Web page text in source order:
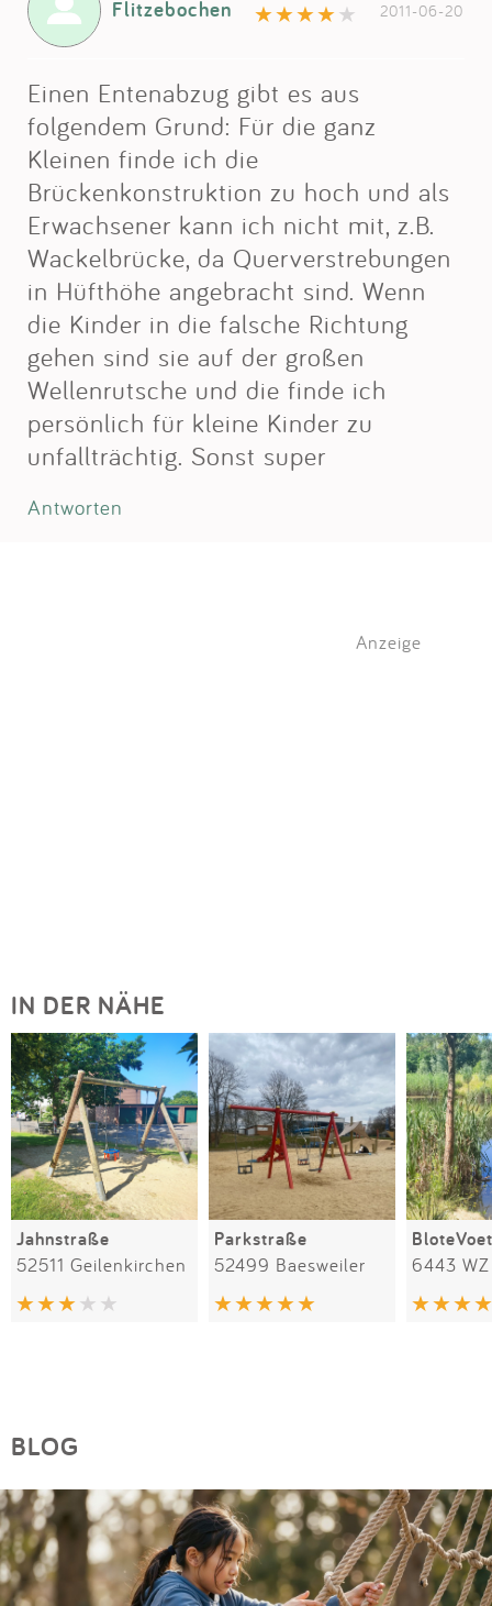
Flitzebochen 2011-06-20
Einen Entenabzug gibt es aus
folgendem Grund: Für die ganz
Kleinen finde ich die
Brückenkonstruktion zu hoch und als
Erwachsener kann ich nicht mit, z.B.
Wackelbrücke, da Querverstrebungen
in Hüfthöhe angebracht sind. Wenn
die Kinder in die falsche Richtung
gehen sind sie auf der großen
Wellenrutsche und die finde ich
persönlich für kleine Kinder zu
unfallträchtig. Sonst super
Antworten
Anzeige
IN DER NÄHE
Jahnstraße
52511 Geilenkirchen
Parkstraße
52499 Baesweiler 6443
BLOG